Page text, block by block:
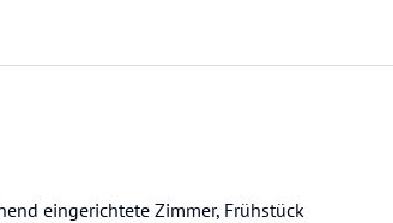
eingerichtete Zimmer, Frühstück